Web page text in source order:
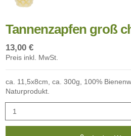
Tannenzapfen groß
13,00 €
Preis inkl. MwSt.
ca. 11,5x8cm, ca. 300g, 100%
Naturprodukt.